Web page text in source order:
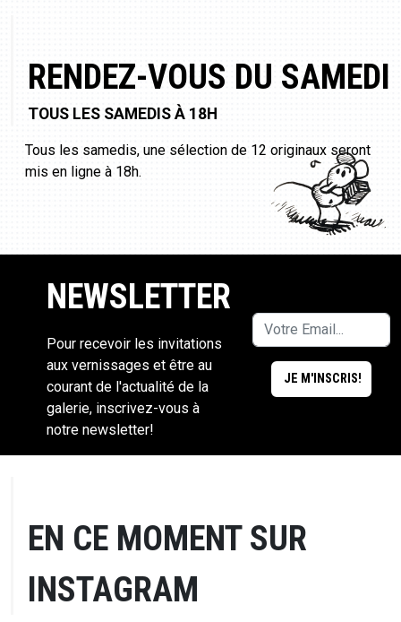
RENDEZ-VOUS DU SAMEDI
TOUS LES SAMEDIS À 18H
Tous les samedis, une sélection de 12 originaux seront
mis en ligne à 18h.
NEWSLETTER
Pour recevoir les invitations
aux vernissages et être au
courant de l'actualité de la
galerie, inscrivez-vous à
notre newsletter!
EN CE MOMENT SUR
INSTAGRAM